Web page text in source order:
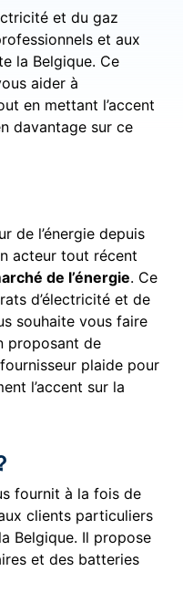
et du gaz
et aux
la Belgique. Ce
aider à
en mettant l’accent
davantage sur ce
de l’énergie depuis
acteur tout récent
de l’énergie. Ce
d’électricité et de
souhaite vous faire
proposant de
plaide pour
l’accent sur la
fournit à la fois de
clients particuliers
Belgique. Il propose
et des batteries